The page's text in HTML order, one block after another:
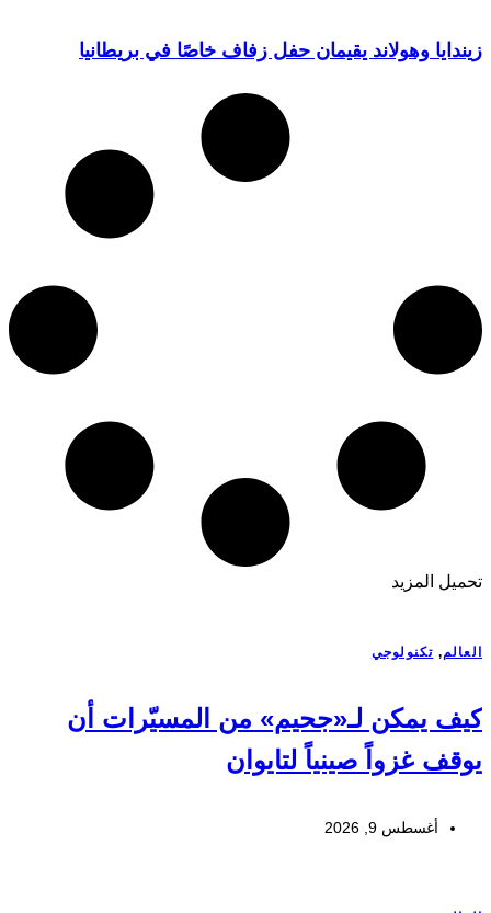
زيندايا وهولاند يقيمان حفل زفاف خاصًا في بريطانيا
تحميل المزيد
العالم, تكنولوجي
كيف يمكن لـ«جحيم» من المسيّرات أن
يوقف غزواً صينياً لتايوان
أغسطس 9, 2026